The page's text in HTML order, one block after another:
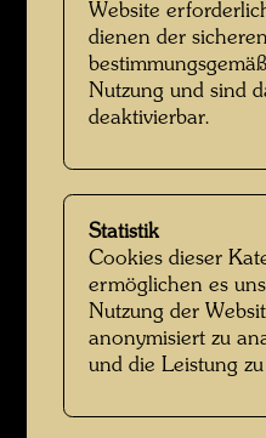
Website
dienen der
Nutzung und sind
deaktivierbar.
Statistik
Cookies dieser
ermöglichen es
Nutzung der
anonymisiert zu
und die Leistung